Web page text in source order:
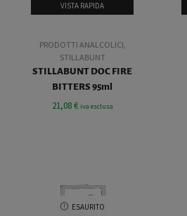
VISTA RAPIDA
PRODOTTI ANALCOLICI,
STILLABUNT
STILLABUNT DOC FIRE
BITTERS 95ml
21,08€ iva esclusa
ESAURITO